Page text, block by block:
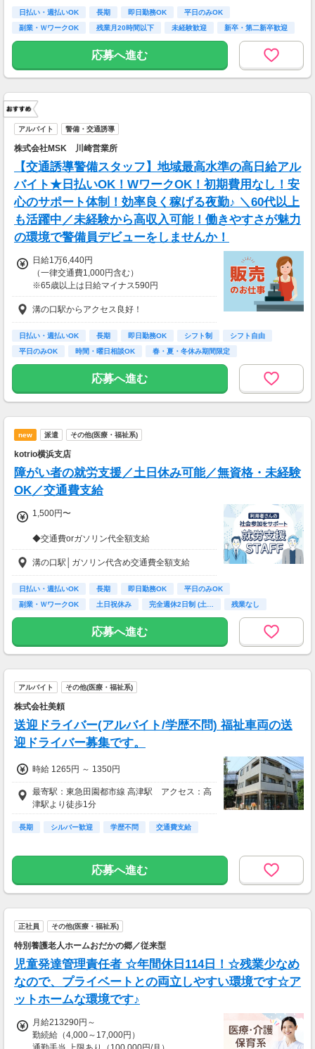
★シフト例：9-18時、7-11時、8-12時、9-16時
★平日のみ/午前/夕方/扶養内/パート/フル/短時
間など相談OK！
★短期2ヶ月～長期歓迎！
日払い・週払いOK 長期 即日勤務OK
平日のみOK
副業・ＷワークOK
残業月20時間以下 未経験歓迎
新卒・第二新卒歓迎
フリーター歓迎
応募へ進む
アルバイト 警備・交通誘導
株式会社MSK 川崎営業所
【交通誘導警備スタッフ】地域最高水準の高日給アル
バイト★日払いOK！WワークOK！初期費用なし！安
心のサポート体制！効率良く稼げる夜勤♪ ＼60代以上
も活躍中／未経験から高収入可能！働きやすさが魅力
の環境で警備員デビューをしませんか！
日給1万6,440円
（一律交通費1,000円含む）
※65歳以上は日給マイナス590円
※70歳以上は日給マイナス2,370円
---
■交通誘導2級以上の資格をお持ちの方は
日給1万6,440円
※65歳以上は日給マイナス590円
※70歳以上は日給マイナス1,190円
★交通誘導2級（以上）として従事した場合
■65歳～69歳迄では他の年代と同じ現場でも
安全面・体力面の考慮により比較的低負荷の業
70歳以降では低負荷業務や季節により
相談の上短時間勤務をすることもあるため
月収32万8,800円可能
（日給1万6,440円×月20日勤務）
溝の口駅からアクセス良好！
日払い・週払いOK 長期 即日勤務OK シフト制
シフト自由
平日のみOK
時間・曜日相談OK
春・夏・冬休み期間限定
副業・ＷワークOK
応募へ進む
new 派遣 その他(医療・福祉系)
kotrio横浜支店
障がい者の就労支援／土日休み可能／無資格・未経験
OK／交通費支給
1,500円〜
◆交通費orガソリン代全額支給
◆各種社会保険完備
◆資格支援制度有
◆日払い・週払い制度（各規定有）
急な出費にあんしんの制度です。
溝の口駅│ガソリン代含め交通費全額支給
日払い・週払いOK 長期 即日勤務OK
平日のみOK
副業・ＷワークOK
土日祝休み 完全週休2日制 (土…
残業なし
ボーナス・昇給あり
応募へ進む
アルバイト その他(医療・福祉系)
株式会社美頼
送迎ドライバー(アルバイト/学歴不問) 福祉車両の送
迎ドライバー募集です。
時給 1265円 ～ 1350円
最寄駅：東急田園都市線 高津駅 アクセス：高
津駅より徒歩1分
長期 シルバー歓迎 学歴不問 交通費支給
応募へ進む
正社員 その他(医療・福祉系)
特別養護老人ホームおだかの郷／従来型
児童発達管理責任者 ☆年間休日114日！☆残業少なめ
なので、プライベートとの両立しやすい環境です☆ア
ットホームな環境です♪
月給213290円～
勤続給（4,000～17,000円）